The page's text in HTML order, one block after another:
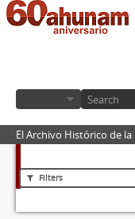
El Archivo Histórico de la
Filters